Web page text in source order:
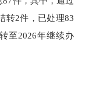
转2件，已处理83
至2026年继续办